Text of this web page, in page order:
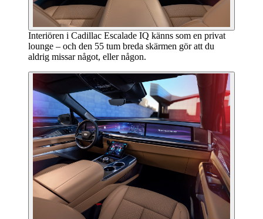
Interiören i Cadillac Escalade IQ känns som en privat
lounge – och den 55 tum breda skärmen gör att du
aldrig missar något, eller någon.